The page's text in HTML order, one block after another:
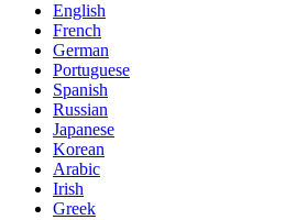
English
French
German
Portuguese
Spanish
Russian
Japanese
Korean
Arabic
Irish
Greek